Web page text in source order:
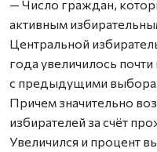
— Число граждан,
активным
Центральной
года увеличилось
с предыдущими
Причем значительно
избирателей за счёт
Увеличился и процент